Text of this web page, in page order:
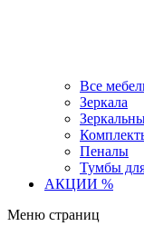
Все
Зеркала
Пеналы
Тумбы
АКЦИИ %
Меню страниц